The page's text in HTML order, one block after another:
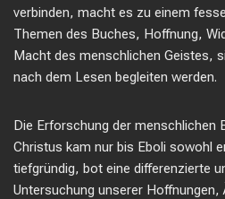
verbinden, macht es zu einem
Themen des Buches, Hoffnung,
Macht des menschlichen Geistes,
nach dem Lesen begleiten werden.
Die Erforschung der menschlichen
Christus kam nur bis Eboli sowohl
tiefgründig, bot eine differenzierte
Untersuchung unserer Hoffnungen,